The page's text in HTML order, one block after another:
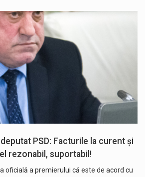
PSD: Facturile la curent și
rezonabil, suportabil!
oficială a premierului că este de acord cu